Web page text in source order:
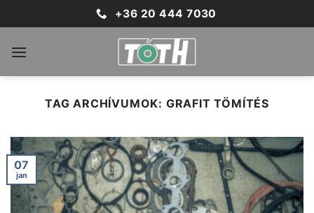
to
+36 20 444 7030
TAG ARCHÍVUMOK: GRAFIT TÖMÍTÉS
07
jan